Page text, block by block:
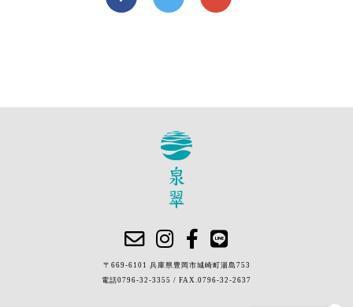
〒669-6101 兵庫県豊岡市城崎町湯島753
電話0796-32-3355 / FAX.0796-32-2637